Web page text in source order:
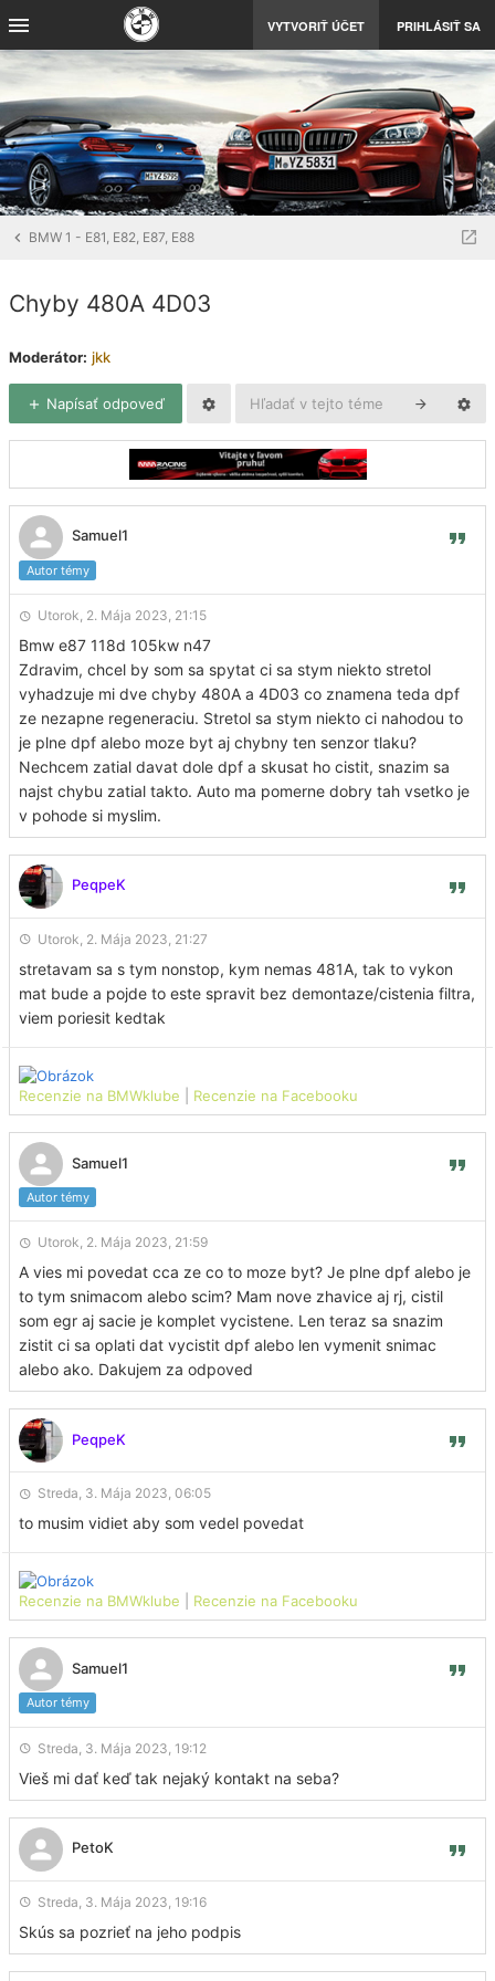
VYTVORIŤ ÚČET PRIHLÁSIŤ SA
BMW 1 - E81, E82, E87, E88
Chyby 480A 4D03
Moderátor: jkk
Napísať odpoveď
Samuel1
Autor témy
Utorok, 2. Mája 2023, 21:15
Bmw e87 118d 105kw n47
Zdravim, chcel by som sa spytat ci sa stym niekto stretol
vyhadzuje mi dve chyby 480A a 4D03 co znamena teda dpf
ze nezapne regeneraciu. Stretol sa stym niekto ci nahodou to
je plne dpf alebo moze byt aj chybny ten senzor tlaku?
Nechcem zatial davat dole dpf a skusat ho cistit, snazim sa
najst chybu zatial takto. Auto ma pomerne dobry tah vsetko je
v pohode si myslim.
PeqpeK
Utorok, 2. Mája 2023, 21:27
stretavam sa s tym nonstop, kym nemas 481A, tak to vykon
mat bude a pojde to este spravit bez demontaze/cistenia filtra,
viem poriesit kedtak
Recenzie na BMWklube Recenzie na Facebooku
Samuel1
Autor témy
Utorok, 2. Mája 2023, 21:59
A vies mi povedat cca ze co to moze byt? Je plne dpf alebo je
to tym snimacom alebo scim? Mam nove zhavice aj rj, cistil
som egr aj sacie je komplet vycistene. Len teraz sa snazim
zistit ci sa oplati dat vycistit dpf alebo len vymenit snimac
alebo ako. Dakujem za odpoved
PeqpeK
Streda, 3. Mája 2023, 06:05
to musim vidiet aby som vedel povedat
Recenzie na BMWklube Recenzie na Facebooku
Samuel1
Autor témy
Streda, 3. Mája 2023, 19:12
Vieš mi dať keď tak nejaký kontakt na seba?
PetoK
Streda, 3. Mája 2023, 19:16
Skús sa pozrieť na jeho podpis